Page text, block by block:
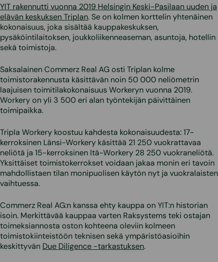
YIT rakennutti vuonna 2019 Helsingin Keski-Pasilaan uuden ja
elävän keskuksen Triplan. Se on kolmen korttelin yhtenäinen
kokonaisuus, joka sisältää kauppakeskuksen,
pysäköintilaitoksen, joukkoliikenneaseman, asuntoja, hotellin
sekä toimistoja.
Saksalainen Commerz Real AG osti Triplan kolme
toimistorakennusta käsittävän noin 50 000 neliömetrin
laajuisen toimitilakokonaisuus Workeryn vuonna 2019.
Workery on yli 3 500 eri alan työntekijän päivittäinen
toimipaikka.
Tripla Workery koostuu kahdesta kokonaisuudesta: 17-
kerroksinen Länsi-Workery käsittää 21 250 vuokrattavaa
neliötä ja 15-kerroksinen Itä-Workery 28 250 vuokraneliötä.
Yksittäiset toimistokerrokset voidaan jakaa monin eri tavoin
mahdollistaen tilan monipuolisen käytön nyt ja vuokralaisten
vaihtuessa.
Commerz Real AG:n kanssa ehty kauppa on YIT:n historian
isoin. Merkittävää kauppaa varten Raksystems teki ostajan
toimeksiannosta oston kohteena oleviin kolmeen
toimistokiinteistöön teknisen sekä ympäristöasioihin
keskittyvän Due Diligence -tarkastuksen.